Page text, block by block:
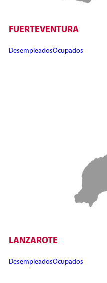
FUERTEVENTURA
DesempleadosOcupados
LANZAROTE
DesempleadosOcupados